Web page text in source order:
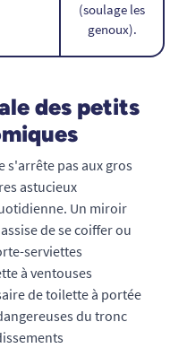
(soulage les
genoux).
des petits
s'arrête pas aux gros
astucieux
Un miroir
de se coiffer ou
serviettes
à ventouses
de toilette à portée
du tronc